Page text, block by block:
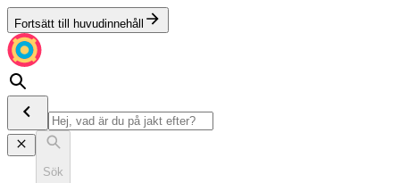
Fortsätt till huvudinnehåll
Sök